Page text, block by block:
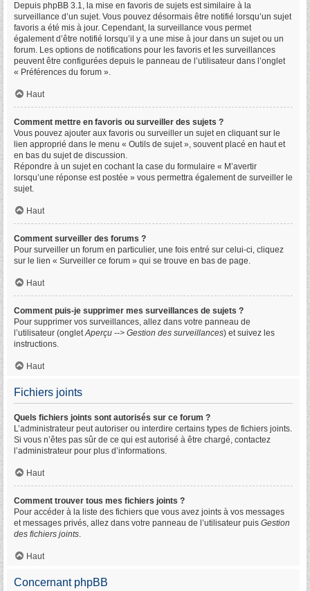
Depuis phpBB 3.1, la mise en favoris de sujets est similaire à la
surveillance d’un sujet. Vous pouvez désormais être notifié lorsqu’un sujet
favoris a été mis à jour. Cependant, la surveillance vous permet
également d’être notifié lorsqu’il y a une mise à jour dans un sujet ou un
forum. Les options de notifications pour les favoris et les surveillances
peuvent être configurées depuis le panneau de l’utilisateur dans l’onglet
« Préférences du forum ».
Haut
Comment mettre en favoris ou surveiller des sujets ?
Vous pouvez ajouter aux favoris ou surveiller un sujet en cliquant sur le
lien approprié dans le menu « Outils de sujet », souvent placé en haut et
en bas du sujet de discussion.
Répondre à un sujet en cochant la case du formulaire « M’avertir
lorsqu’une réponse est postée » vous permettra également de surveiller le
sujet.
Haut
Comment surveiller des forums ?
Pour surveiller un forum en particulier, une fois entré sur celui-ci, cliquez
sur le lien « Surveiller ce forum » qui se trouve en bas de page.
Haut
Comment puis-je supprimer mes surveillances de sujets ?
Pour supprimer vos surveillances, allez dans votre panneau de
l’utilisateur (ongletAperçu --> Gestion des surveillances) et suivez les
instructions.
Haut
Fichiers joints
Quels fichiers joints sont autorisés sur ce forum ?
L’administrateur peut autoriser ou interdire certains types de fichiers joints.
Si vous n’êtes pas sûr de ce qui est autorisé à être chargé, contactez
l’administrateur pour plus d’informations.
Haut
Comment trouver tous mes fichiers joints ?
Pour accéder à la liste des fichiers que vous avez joints à vos messages
et messages privés, allez dans votre panneau de l’utilisateur puis Gestion
des fichiers joints.
Haut
Concernant phpBB